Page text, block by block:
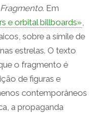
Fragmento. Em
e orbital billboards»,
sobre a símile de
estrelas. O texto
o fragmento é
de figuras e
contemporâneos
a propaganda